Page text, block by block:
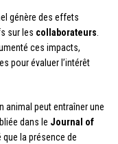
génère des effets
sur les collaborateurs
ces impacts,
pour évaluer l’intérêt
animal peut entraîner une
dans le Journal of
que la présence de